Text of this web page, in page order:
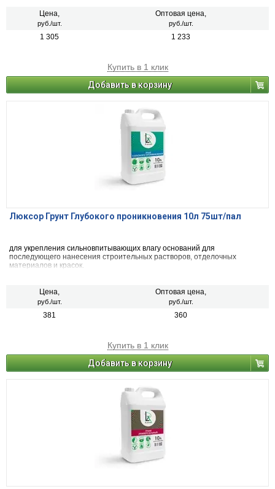
Цена,
руб./шт.
Оптовая цена,
руб./шт.
1 305 1 233
Купить в 1 клик
Добавить в корзину
Люксор Грунт Глубокого проникновения 10л 75шт/пал
для укрепления сильновпитывающих влагу оснований для
последующего нанесения строительных растворов, отделочных
материалов и красок.
Цена,
руб./шт.
Оптовая цена,
руб./шт.
381 360
Купить в 1 клик
Добавить в корзину